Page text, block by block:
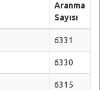
Aranma
Sayısı
6331
6330
6315